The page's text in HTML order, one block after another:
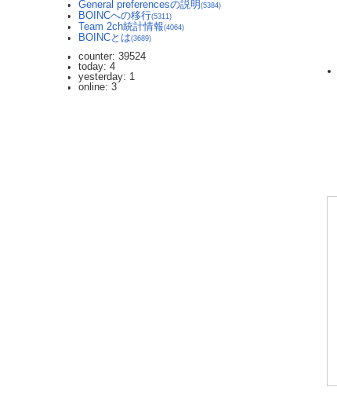
General preferencesの説明 (5384)
BOINCへの移行(5311)
Team 2ch統計情報(4064)
BOINCとは(3689)
counter: 39524
today: 4
yesterday: 1
online: 3